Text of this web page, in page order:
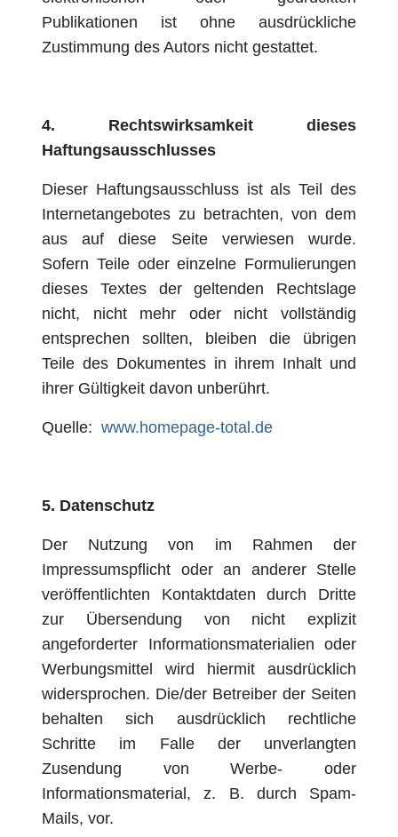
Publikationen ist ohne ausdrückliche
Zustimmung des Autors nicht gestattet.
4. Rechtswirksamkeit dieses
Haftungsausschlusses
Dieser Haftungsausschluss ist als Teil des
Internetangebotes zu betrachten, von dem
aus auf diese Seite verwiesen wurde.
Sofern Teile oder einzelne Formulierungen
dieses Textes der geltenden Rechtslage
nicht, nicht mehr oder nicht vollständig
entsprechen sollten, bleiben die übrigen
Teile des Dokumentes in ihrem Inhalt und
ihrer Gültigkeit davon unberührt.
Quelle: www.homepage-total.de
5. Datenschutz
Der Nutzung von im Rahmen der
Impressumspflicht oder an anderer Stelle
veröffentlichten Kontaktdaten durch Dritte
zur Übersendung von nicht explizit
angeforderter Informationsmaterialien oder
Werbungsmittel wird hiermit ausdrücklich
widersprochen. Die/der Betreiber der Seiten
behalten sich ausdrücklich rechtliche
Schritte im Falle der unverlangten
Zusendung von Werbe- oder
Informationsmaterial, z. B. durch Spam-
Mails, vor.